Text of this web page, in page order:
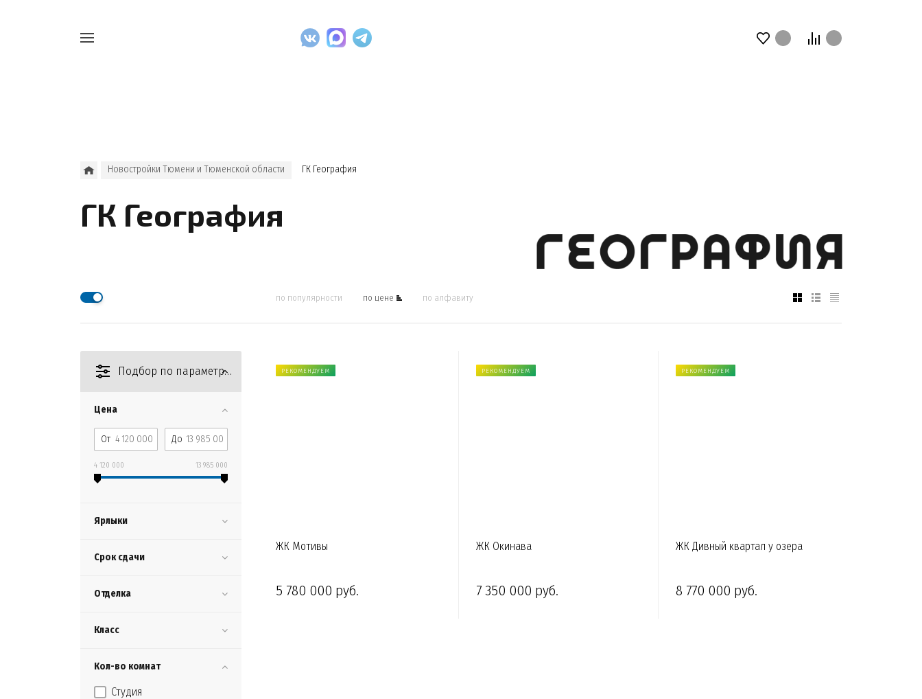
Новостройки Тюмени и Тюменской области ГК География
ГК География
по популярности по цене по алфавиту
Подбор по параметрам
Цена
От До
4 120 000 13 985 000
Ярлыки
Срок сдачи
Отделка
Класс
Кол-во комнат
Студия
РЕКОМЕНДУЕМ
ЖК Мотивы
5 780 000 руб.
РЕКОМЕНДУЕМ
ЖК Окинава
7 350 000 руб.
РЕКОМЕНДУЕМ
ЖК Дивный квартал у озера
8 770 000 руб.